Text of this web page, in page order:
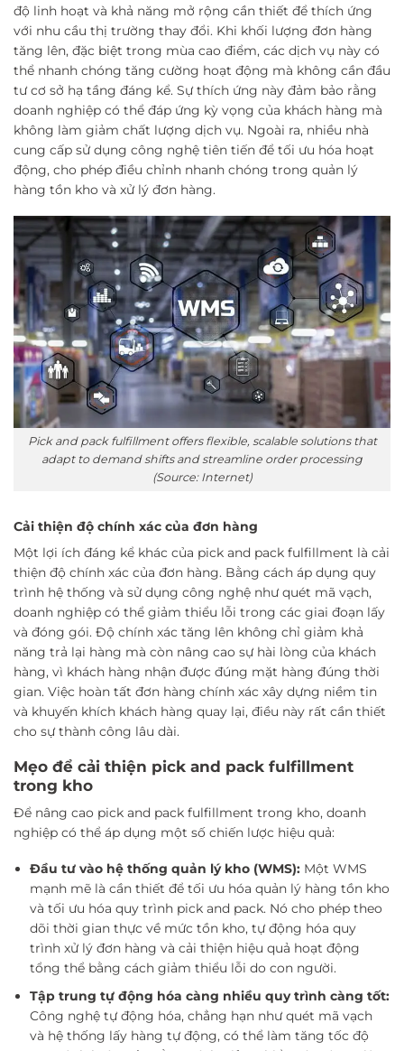
độ linh hoạt và khả năng mở rộng cần thiết để thích ứng
với nhu cầu thị trường thay đổi. Khi khối lượng đơn hàng
tăng lên, đặc biệt trong mùa cao điểm, các dịch vụ này có
thể nhanh chóng tăng cường hoạt động mà không cần đầu
tư cơ sở hạ tầng đáng kể. Sự thích ứng này đảm bảo rằng
doanh nghiệp có thể đáp ứng kỳ vọng của khách hàng mà
không làm giảm chất lượng dịch vụ. Ngoài ra, nhiều nhà
cung cấp sử dụng công nghệ tiên tiến để tối ưu hóa hoạt
động, cho phép điều chỉnh nhanh chóng trong quản lý
hàng tồn kho và xử lý đơn hàng.
Pick and pack fulfillment offers flexible, scalable solutions that
adapt to demand shifts and streamline order processing
(Source: Internet)
Cải thiện độ chính xác của đơn hàng
Một lợi ích đáng kể khác của pick and pack fulfillment là cải
thiện độ chính xác của đơn hàng. Bằng cách áp dụng quy
trình hệ thống và sử dụng công nghệ như quét mã vạch,
doanh nghiệp có thể giảm thiểu lỗi trong các giai đoạn lấy
và đóng gói. Độ chính xác tăng lên không chỉ giảm khả
năng trả lại hàng mà còn nâng cao sự hài lòng của khách
hàng, vì khách hàng nhận được đúng mặt hàng đúng thời
gian. Việc hoàn tất đơn hàng chính xác xây dựng niềm tin
và khuyến khích khách hàng quay lại, điều này rất cần thiết
cho sự thành công lâu dài.
Mẹo để cải thiện pick and pack fulfillment
trong kho
Để nâng cao pick and pack fulfillment trong kho, doanh
nghiệp có thể áp dụng một số chiến lược hiệu quả:
Đầu tư vào hệ thống quản lý kho (WMS): Một WMS
mạnh mẽ là cần thiết để tối ưu hóa quản lý hàng tồn kho
và tối ưu hóa quy trình pick and pack. Nó cho phép theo
dõi thời gian thực về mức tồn kho, tự động hóa quy
trình xử lý đơn hàng và cải thiện hiệu quả hoạt động
tổng thể bằng cách giảm thiểu lỗi do con người.
Tập trung tự động hóa càng nhiều quy trình càng tốt:
Công nghệ tự động hóa, chẳng hạn như quét mã vạch
và hệ thống lấy hàng tự động, có thể làm tăng tốc độ